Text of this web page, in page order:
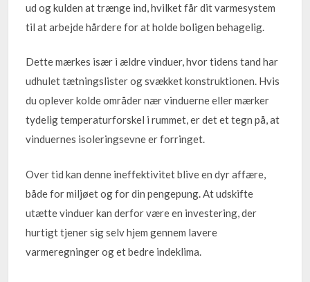
ud og kulden at trænge ind, hvilket får dit varmesystem
til at arbejde hårdere for at holde boligen behagelig.
Dette mærkes især i ældre vinduer, hvor tidens tand har
udhulet tætningslister og svækket konstruktionen. Hvis
du oplever kolde områder nær vinduerne eller mærker
tydelig temperaturforskel i rummet, er det et tegn på, at
vinduernes isoleringsevne er forringet.
Over tid kan denne ineffektivitet blive en dyr affære,
både for miljøet og for din pengepung. At udskifte
utætte vinduer kan derfor være en investering, der
hurtigt tjener sig selv hjem gennem lavere
varmeregninger og et bedre indeklima.